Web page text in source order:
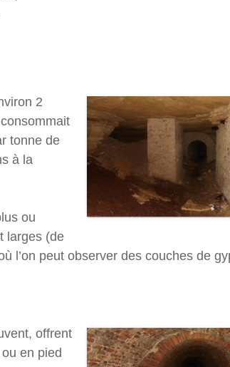
2
tonne de
à la
ou
larges (de
l’on peut observer des couches de
offrent
en pied